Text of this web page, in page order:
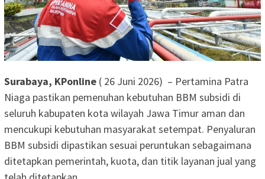
Surabaya, KPonline ( 26 Juni 2026) – Pertamina Patra
Niaga pastikan pemenuhan kebutuhan BBM subsidi di
seluruh kabupaten kota wilayah Jawa Timur aman dan
mencukupi kebutuhan masyarakat setempat. Penyaluran
BBM subsidi dipastikan sesuai peruntukan sebagaimana
ditetapkan pemerintah, kuota, dan titik layanan jual yang